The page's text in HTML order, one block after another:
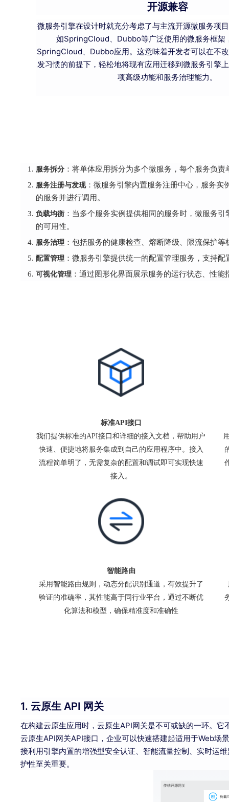
开源兼容
微服务引擎在设计时就充分考虑了与主流开源微服务项
如SpringCloud、Dubbo等广泛使用的微服务框架
SpringCloud、Dubbo应用。这意味着开发者可以在不
发习惯的前提下，轻松地将现有应用迁移到微服务引擎
项高级功能和服务治理能力。
服务拆分 ：将单体应用拆分为多个微服务，每个服务负
服务注册与发现：微服务引擎内置服务注册中心，服务实
的服务并进行调用。
负载均衡 ：当多个服务实例提供相同的服务时，微服务
的可用性。
服务治理 ：包括服务的健康检查、熔断降级、限流保护
配置管理 ：微服务引擎提供统一的配置管理服务，支持
可视化管理 ：通过图形化界面展示服务的运行状态、性
标准API接口
我们提供标准的API接口和详细的接入文档，帮助用户
快速、便捷地将服务集成到自己的应用程序中。接入
流程简单明了，无需复杂的配置和调试即可实现快速
接入。
智能路由
采用智能路由规则，动态分配识别通道，有效提升了
验证的准确率，其性能高于同行业平台，通过不断优
化算法和模型，确保精准度和准确性
1. 云原生 API 网关
在构建云原生应用时，云原生API网关是不可或缺的一环。
云原生API网关API接口，企业可以快速搭建起适用于Web场
接利用引擎内置的增强型安全认证、智能流量控制、实时运
护性至关重要。